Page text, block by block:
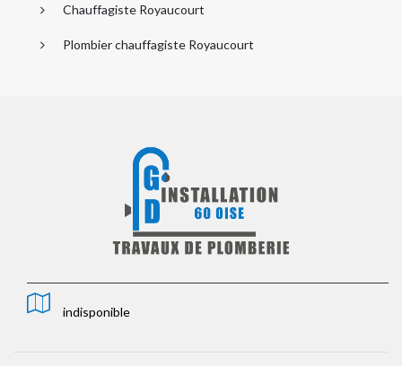
Chauffagiste Royaucourt
Plombier chauffagiste Royaucourt
indisponible